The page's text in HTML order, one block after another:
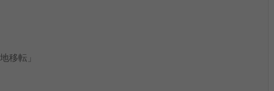
移転」